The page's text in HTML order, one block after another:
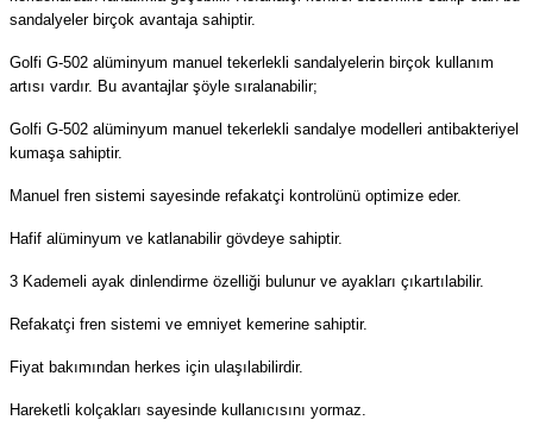
sandalyeler birçok avantaja sahiptir.
Golfi G-502 alüminyum manuel tekerlekli sandalyelerin birçok kullanım
artısı vardır. Bu avantajlar şöyle sıralanabilir;
Golfi G-502 alüminyum manuel tekerlekli sandalye modelleri antibakteriyel
kumaşa sahiptir.
Manuel fren sistemi sayesinde refakatçi kontrolünü optimize eder.
Hafif alüminyum ve katlanabilir gövdeye sahiptir.
3 Kademeli ayak dinlendirme özelliği bulunur ve ayakları çıkartılabilir.
Refakatçi fren sistemi ve emniyet kemerine sahiptir.
Fiyat bakımından herkes için ulaşılabilirdir.
Hareketli kolçakları sayesinde kullanıcısını yormaz.